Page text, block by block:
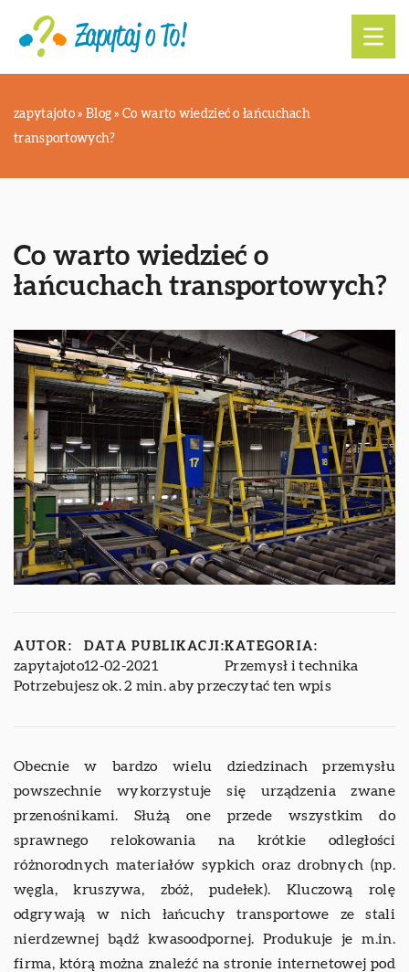
zapytajoto » Blog »Co warto wiedzieć o łańcuchach
transportowych?
Co warto wiedzieć o
łańcuchach transportowych?
AUTOR:
zapytajoto
DATA PUBLIKACJI:
12-02-2021
KATEGORIA:
Przemysł i technika
Potrzebujesz ok. 2 min. aby przeczytać ten wpis
Obecnie w bardzo wielu dziedzinach przemysłu
powszechnie wykorzystuje się urządzenia zwane
przenośnikami. Służą one przede wszystkim do
sprawnego relokowania na krótkie odległości
różnorodnych materiałów sypkich oraz drobnych (np.
węgla, kruszywa, zbóż, pudełek). Kluczową rolę
odgrywają w nich łańcuchy transportowe ze stali
nierdzewnej bądź kwasoodpornej. Produkuje je m.in.
firma, którą można znaleźć na stronie internetowej pod